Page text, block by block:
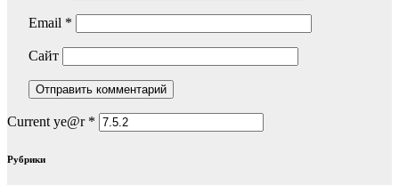
Email *
Сайт
Current ye@r *
Рубрики